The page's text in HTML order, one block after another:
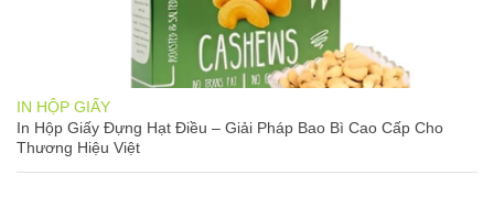
IN HỘP GIẤY
In Hộp Giấy Đựng Hạt Điều – Giải Pháp Bao Bì Cao Cấp Cho
Thương Hiệu Việt